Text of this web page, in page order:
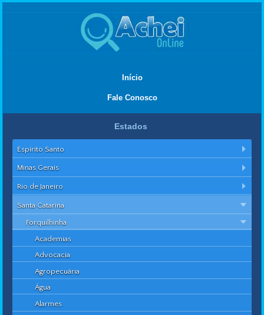
Início
Fale Conosco
Estados
Espírito Santo
Minas Gerais
Rio de Janeiro
Santa Catarina
Forquilhinha
Academias
Advocacia
Agropecuária
Água
Alarmes